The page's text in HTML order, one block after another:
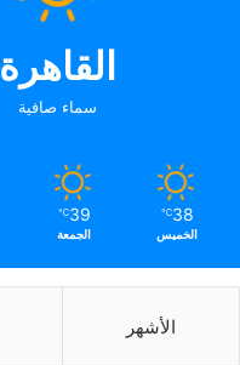
القاهرة
سماء صافية
38
℃
الخميس
39
℃
الجمعة
الأشهر